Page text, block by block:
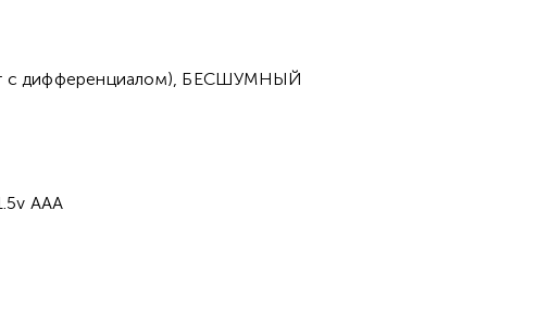
с дифференциалом), БЕСШУМНЫЙ
AAА